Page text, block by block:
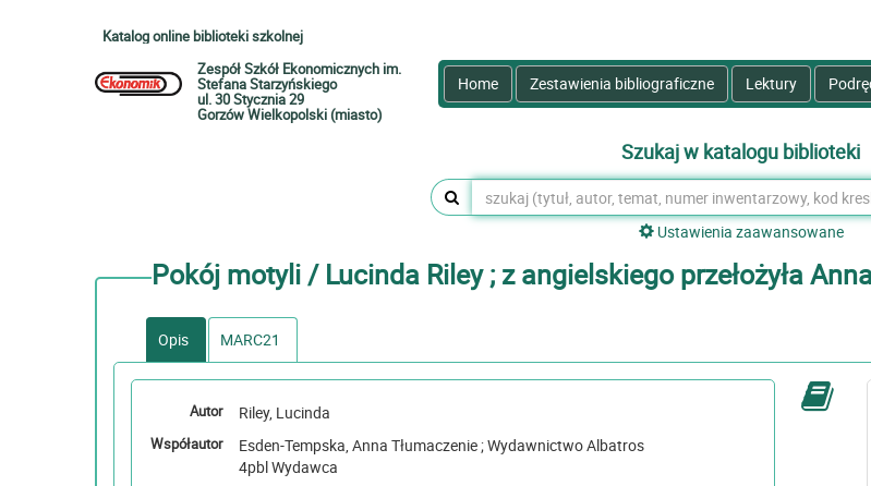
Katalog online biblioteki szkolnej
Zespół Szkół Ekonomicznych im.
Stefana Starzyńskiego
ul. 30 Stycznia 29
Gorzów Wielkopolski (miasto)
Home Zestawienia bibliograficzne Lektury
Szukaj w katalogu biblioteki
Ustawienia zaawansowane
Pokój motyli / Lucinda Riley ; z angielskiego przełożyła
Opis MARC21
Autor Riley, Lucinda
Współautor
Esden-Tempska, Anna Tłumaczenie ; Wydawnictwo Albatros
4pbl Wydawca